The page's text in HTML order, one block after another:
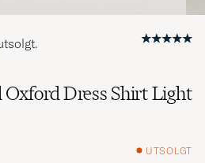
Dress Shirt Light
UTSOLGT